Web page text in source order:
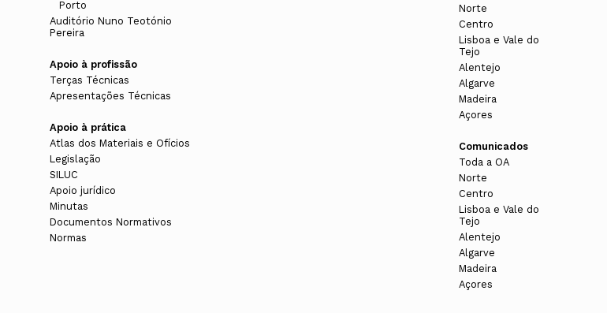
Porto
Auditório Nuno Teotónio
Pereira
Apoio à profissão
Terças Técnicas
Apresentações Técnicas
Apoio à prática
Atlas dos Materiais e Ofícios
Legislação
SILUC
Apoio jurídico
Minutas
Documentos Normativos
Normas
Norte
Centro
Lisboa e Vale do
Tejo
Alentejo
Algarve
Madeira
Açores
Comunicados
Toda a OA
Norte
Centro
Lisboa e Vale do
Tejo
Alentejo
Algarve
Madeira
Açores